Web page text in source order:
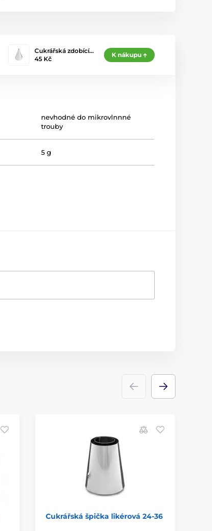
Cukrářská zdobící…
45 Kč
K nákupu
nevhodné do mikrovlnnné
trouby
5 g
Cukrářská špička likérová 24-36